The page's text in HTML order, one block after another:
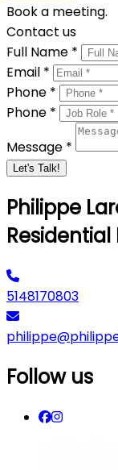
Book a meeting.
Contact us
Full Name *
Email *
Phone *
Phone *
Message *
Let's Talk!
Philippe
Residential
5148170803
Follow us